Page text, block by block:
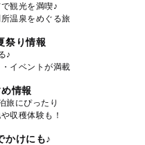
観光を満喫♪
温泉をめぐる旅
祭り情報
♪
イベントが満載
情報
旅にぴったり
収穫体験も！
かけにも♪